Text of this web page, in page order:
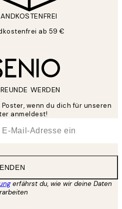
ab 59 €
WERDEN
wenn du dich für unseren
anmeldest!
erfährst du, wie wir deine Daten